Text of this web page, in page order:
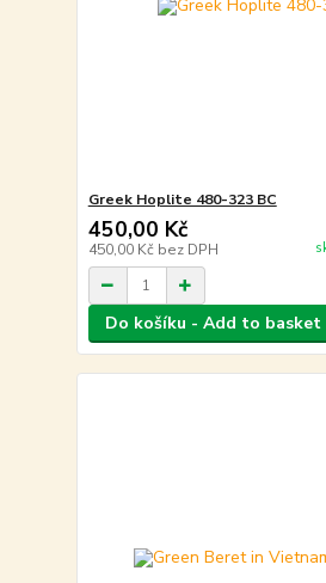
Greek Hoplite 480-323 BC
450,00 Kč
450,00 Kč bez DPH
Do košíku - Add to basket